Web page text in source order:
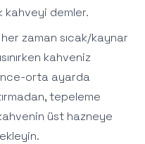
kahveyi demler.
zaman sıcak/kaynar
kahveniz
orta ayarda
tepeleme
üst hazneye